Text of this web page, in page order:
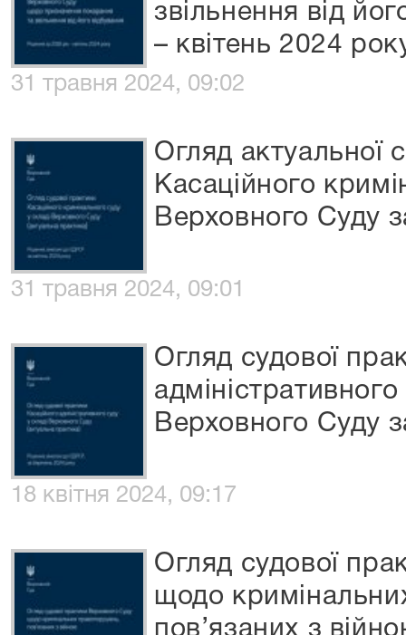
звільнення від
– квітень 2024
31 травня 2024, 09:02
Огляд актуальної
Касаційного
Верховного Суду
31 травня 2024, 09:01
Огляд судової
Верховного Суду
18 квітня 2024, 09:17
Огляд судової
щодо
пов’язаних з